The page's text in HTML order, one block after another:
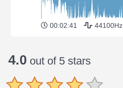
00:02:41 44100Hz
4.0 out of 5 stars